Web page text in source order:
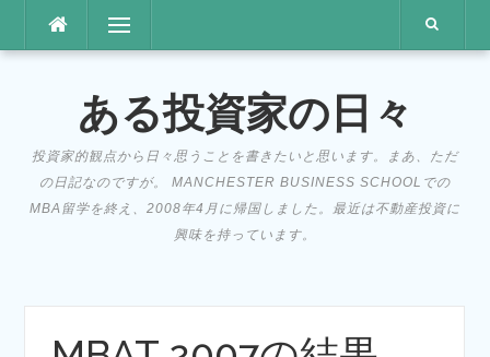
メニュー
ある投資家の日々
投資家的観点から日々思うことを書きたいと思います。まあ、ただ
の日記なのですが。 MANCHESTER BUSINESS SCHOOLでの
MBA留学を終え、2008年4月に帰国しました。最近は不動産投資に
興味を持っています。